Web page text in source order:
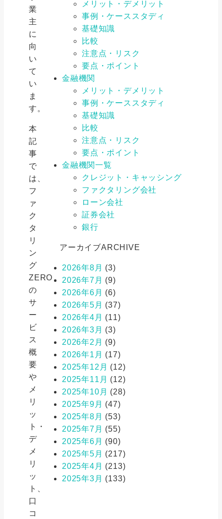
業
主
に
向
い
て
い
ま
す。
本
記
事
で
は、
フ
ァ
ク
タ
リ
ン
グ
ZERO
の
サ
ー
ビ
ス
概
要
や
メ
リ
ッ
ト・
デ
メ
リ
ッ
ト、
口
コ
メリット・デメリット
事例・ケーススタディ
基礎知識
比較
注意点・リスク
要点・ポイント
金融機関
メリット・デメリット
事例・ケーススタディ
基礎知識
比較
注意点・リスク
要点・ポイント
金融機関一覧
クレジット・キャッシング
ファクタリング会社
ローン会社
証券会社
銀行
アーカイブARCHIVE
2026年8月 (3)
2026年7月 (9)
2026年6月 (6)
2026年5月 (37)
2026年4月 (11)
2026年3月 (3)
2026年2月 (9)
2026年1月 (17)
2025年12月 (12)
2025年11月 (12)
2025年10月 (28)
2025年9月 (47)
2025年8月 (53)
2025年7月 (55)
2025年6月 (90)
2025年5月 (217)
2025年4月 (213)
2025年3月 (133)